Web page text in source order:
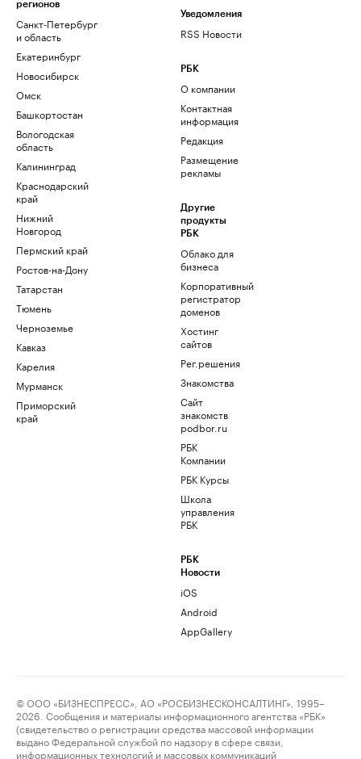
регионов
Санкт-Петербург
и область
Екатеринбург
Новосибирск
Омск
Башкортостан
Вологодская
область
Калининград
Краснодарский
край
Нижний
Новгород
Пермский край
Ростов-на-Дону
Татарстан
Тюмень
Черноземье
Кавказ
Карелия
Мурманск
Приморский
край
Уведомления
RSS Новости
РБК
О компании
Контактная
информация
Редакция
Размещение
рекламы
Другие
продукты
РБК
Облако для
бизнеса
Корпоративный
регистратор
доменов
Хостинг
сайтов
Рег.решения
Знакомства
Сайт
знакомств
podbor.ru
РБК
Компании
РБК Курсы
Школа
управления
РБК
РБК
Новости
iOS
Android
AppGallery
© ООО «БИЗНЕСПРЕСС», АО «РОСБИЗНЕСКОНСАЛТИНГ», 1995–
2026. Сообщения и материалы информационного агентства «РБК»
(свидетельство о регистрации средства массовой информации
выдано Федеральной службой по надзору в сфере связи,
информационных технологий и массовых коммуникаций